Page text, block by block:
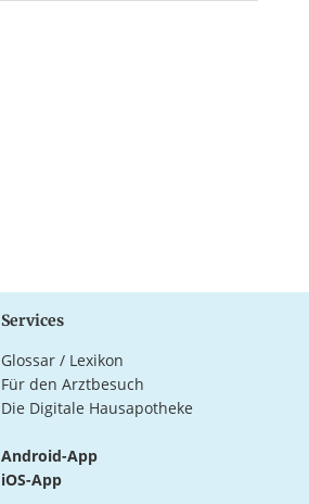
Services
Glossar / Lexikon
Für den Arztbesuch
Die Digitale Hausapotheke
Android-App
iOS-App